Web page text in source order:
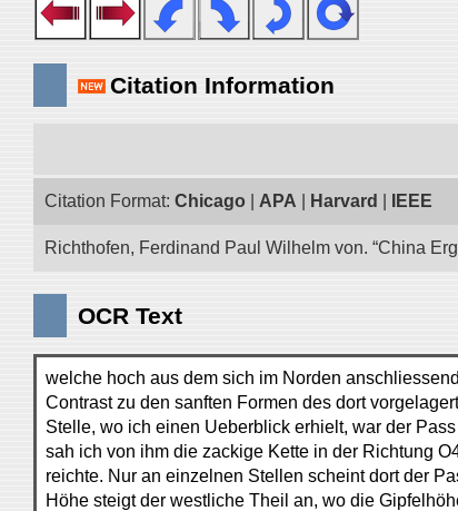
Citation Information
Citation Format: Chicago APA Harvard IEEE
Richthofen, Ferdinand Paul Wilhelm von. “China
OCR Text
welche hoch aus dem sich im Norden
Contrast zu den sanften Formen des dort
Stelle, wo ich einen Ueberblick erhielt, war der
sah ich von ihm die zackige Kette in der Richtung
reichte. Nur an einzelnen Stellen scheint dort der
Höhe steigt der westliche Theil an, wo die